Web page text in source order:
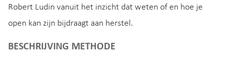
Robert Ludin vanuit het inzicht dat weten of en hoe je
open kan zijn bijdraagt aan herstel.
BESCHRIJVING METHODE